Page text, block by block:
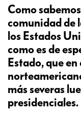
Como
comunidad de
los Estados
como es de
Estado, que
más severas
presidenciales.